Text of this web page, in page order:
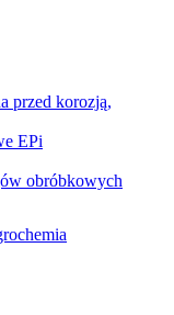
przed korozją,
EPi
obróbkowych